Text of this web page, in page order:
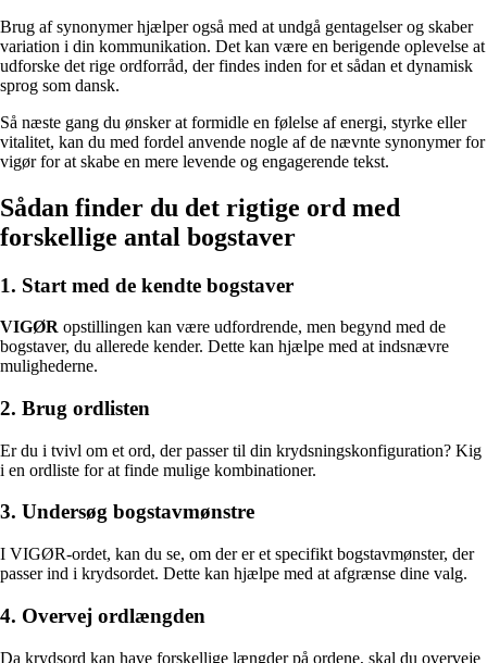
Brug af synonymer hjælper også med at undgå gentagelser og skaber
variation i din kommunikation. Det kan være en berigende oplevelse at
udforske det rige ordforråd, der findes inden for et sådan et dynamisk
sprog som dansk.
Så næste gang du ønsker at formidle en følelse af energi, styrke eller
vitalitet, kan du med fordel anvende nogle af de nævnte synonymer for
vigør for at skabe en mere levende og engagerende tekst.
Sådan finder du det rigtige ord med
forskellige antal bogstaver
1. Start med de kendte bogstaver
VIGØR opstillingen kan være udfordrende, men begynd med de
bogstaver, du allerede kender. Dette kan hjælpe med at indsnævre
mulighederne.
2. Brug ordlisten
Er du i tvivl om et ord, der passer til din krydsningskonfiguration? Kig
i en ordliste for at finde mulige kombinationer.
3. Undersøg bogstavmønstre
I VIGØR-ordet, kan du se, om der er et specifikt bogstavmønster, der
passer ind i krydsordet. Dette kan hjælpe med at afgrænse dine valg.
4. Overvej ordlængden
Da krydsord kan have forskellige længder på ordene, skal du overveje